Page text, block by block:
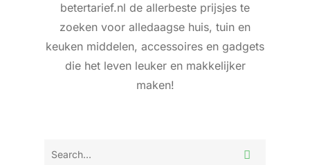
betertarief.nl de allerbeste prijsjes te
zoeken voor alledaagse huis, tuin en
keuken middelen, accessoires en gadgets
die het leven leuker en makkelijker
maken!